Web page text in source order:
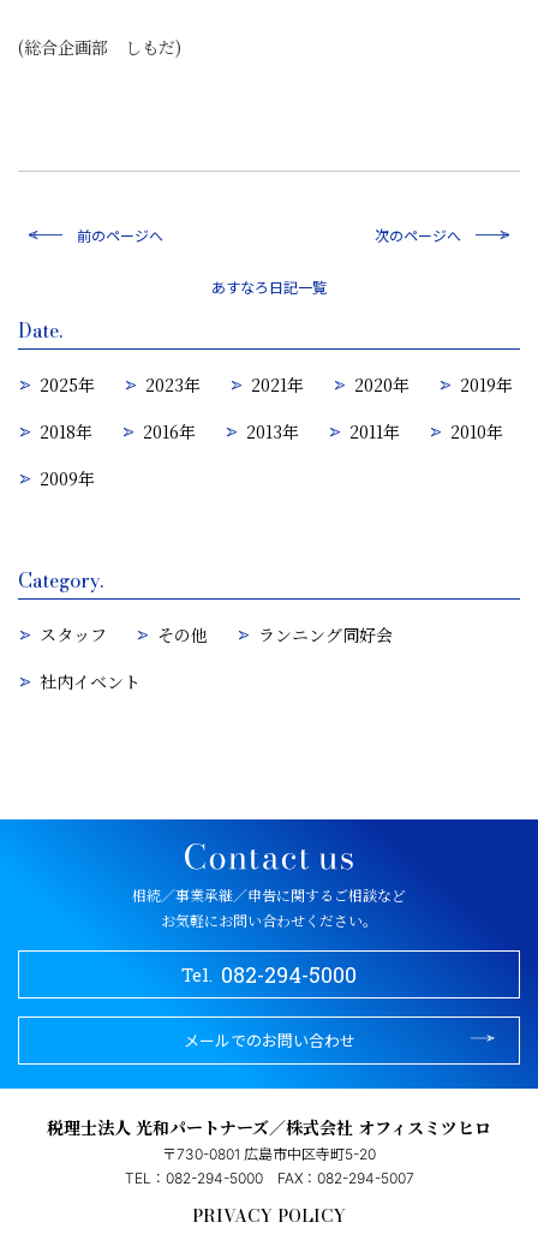
(総合企画部 しもだ)
前のページへ
一覧
次のページへ
Date.
2025年 2023年 2021年 2020年
2019年
2018年
2016年 2013年 2011年
2010年
2009年
Category.
スタッフ その他
ランニング同好会
社内イベント
相続／事業承継／申告に関するご相談など
お気軽にお問い合わせください。
Tel. 082-294-5000
メールでのお問い合わせ
税理士法人 光和パートナーズ／株式会社 オフィスミツヒロ
〒730-0801 広島市中区寺町5-20
TEL：082-294-5000
FAX：082-294-5007
PRIVACY POLICY